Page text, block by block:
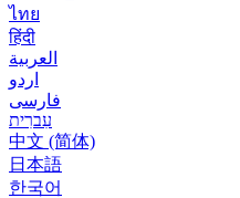
ไทย
हिंदी
العربية
اردو
فارسی
עִברִית
中文 (简体)
日本語
한국어